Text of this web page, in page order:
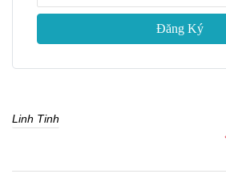
Đăng Ký
Linh Tinh